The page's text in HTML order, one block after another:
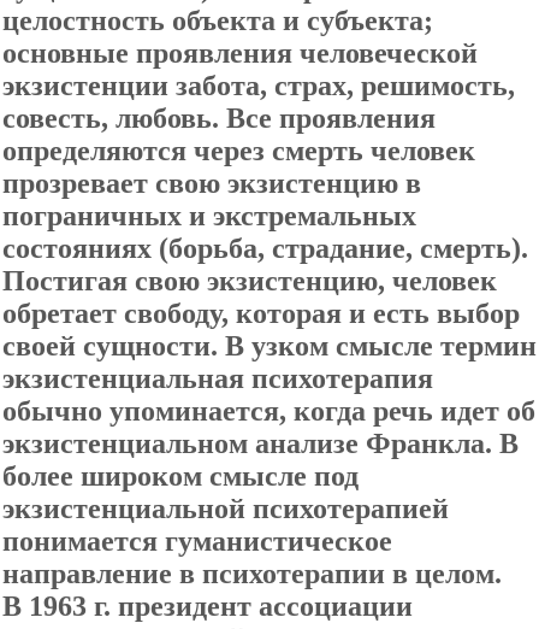
целостность объекта и субъекта;
основные проявления человеческой
экзистенции забота, страх, решимость,
совесть, любовь. Все проявления
определяются через смерть человек
прозревает свою экзистенцию в
пограничных и экстремальных
состояниях (борьба, страдание, смерть).
Постигая свою экзистенцию, человек
обретает свободу, которая и есть выбор
своей сущности. В узком смысле термин
экзистенциальная психотерапия
обычно упоминается, когда речь идет об
экзистенциальном анализе Франкла. В
более широком смысле под
экзистенциальной психотерапией
понимается гуманистическое
направление в психотерапии в целом.
В 1963 г. президент ассоциации